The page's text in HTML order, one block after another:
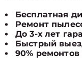
Бесплатная
Ремонт
До 3-х лет
Быстрый
90%